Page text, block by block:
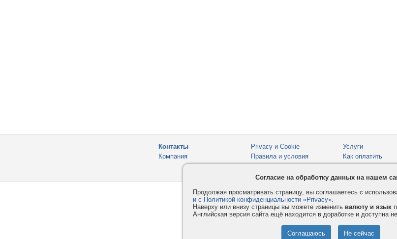
Контакты
Компания
Privacy и Cookie
Правила и условия
Услуги
Как оплатить
Согласие на обработку данных на нашем
Продолжая просматривать страницу, вы соглашаетесь с
и с Политикой конфиденциальности «Privacy».
Наверху или внизу страницы вы можете изменить валюту и язык
Английская версия сайта ещё находится в доработке и доступна